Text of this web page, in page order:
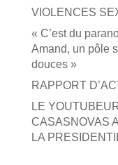
VIOLENCES
« C’est du
Amand, un pôle
douces »
RAPPORT
LE
CASASNOVAS
LA